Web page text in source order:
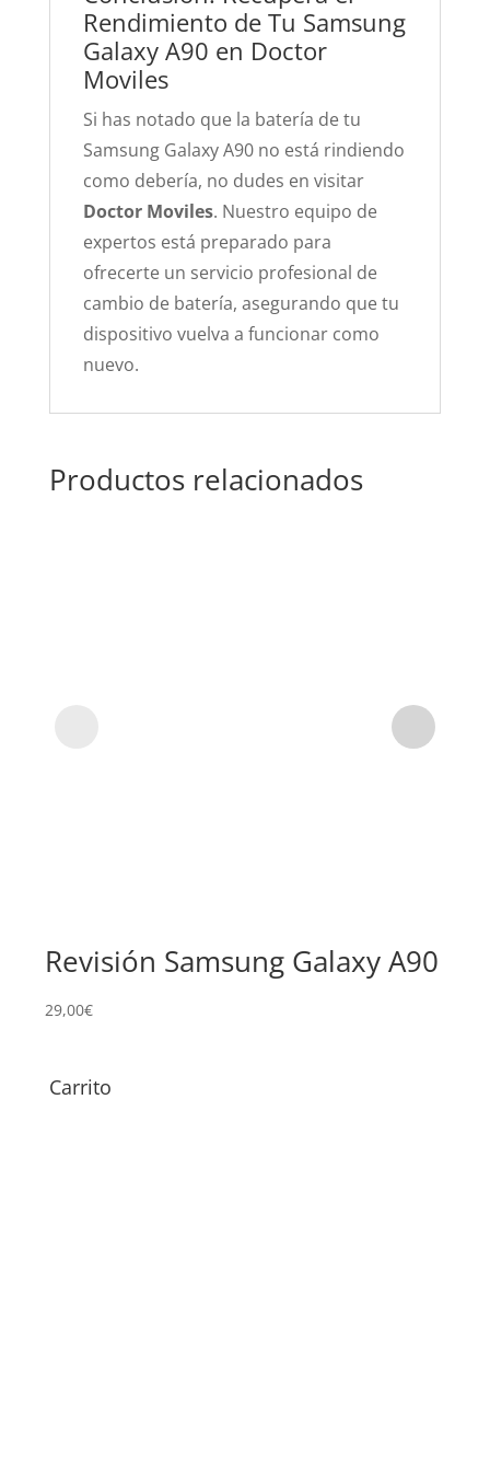
Rendimiento de Tu Samsung
Galaxy A90 en Doctor
Moviles
Si has notado que la batería de tu
Samsung Galaxy A90 no está rindiendo
como debería, no dudes en visitar
Doctor Moviles. Nuestro equipo de
expertos está preparado para
ofrecerte un servicio profesional de
cambio de batería, asegurando que tu
dispositivo vuelva a funcionar como
nuevo.
Productos relacionados
Revisión Samsung Galaxy A90
29,00€
Carrito